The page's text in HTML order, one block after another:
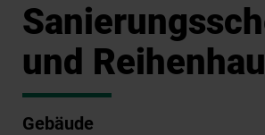
und
Gebäude